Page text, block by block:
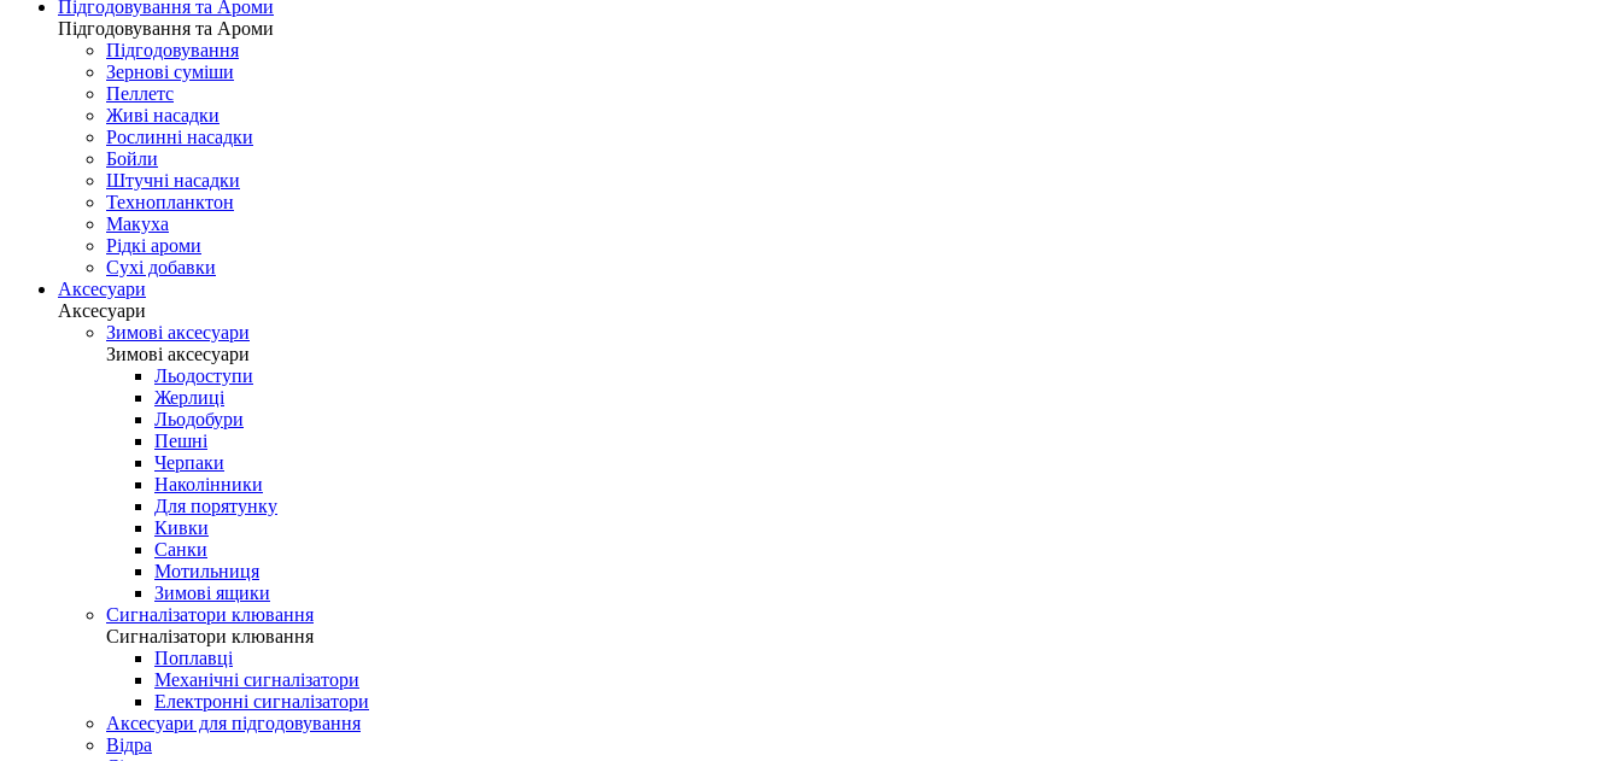
Підгодовування та Ароми
Підгодовування та Ароми
Підгодовування
Зернові суміши
Пеллетс
Живі насадки
Рослинні насадки
Бойли
Штучні насадки
Технопланктон
Макуха
Рідкі ароми
Сухі добавки
Аксесуари
Аксесуари
Зимові аксесуари
Зимові аксесуари
Льодоступи
Жерлиці
Льодобури
Пешні
Черпаки
Наколінники
Для порятунку
Кивки
Санки
Мотильниця
Зимові ящики
Сигналізатори клювання
Сигналізатори клювання
Поплавці
Механічні сигналізатори
Електронні сигналізатори
Аксесуари для підгодовування
Відра